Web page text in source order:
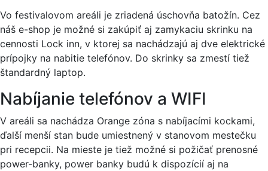
Vo festivalovom areáli je zriadená úschovňa batožín. Cez
náš e-shop je možné si zakúpiť aj zamykaciu skrinku na
cennosti Lock inn, v ktorej sa nachádzajú aj dve elektrické
prípojky na nabitie telefónov. Do skrinky sa zmestí tiež
štandardný laptop.
Nabíjanie telefónov a WIFI
V areáli sa nachádza Orange zóna s nabíjacími kockami,
ďalší menší stan bude umiestnený v stanovom mestečku
pri recepcii. Na mieste je tiež možné si požičať prenosné
power-banky, power banky budú k dispozícií aj na